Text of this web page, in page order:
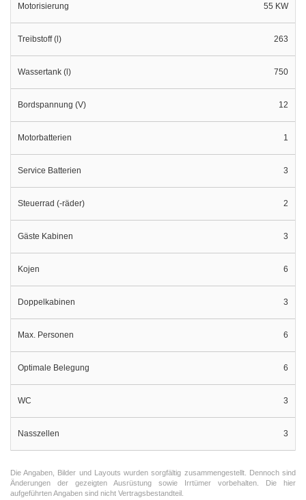
Motorisierung 55 KW
Treibstoff (l) 263
Wassertank (l) 750
Bordspannung (V) 12
Motorbatterien 1
Service Batterien 3
Steuerrad (-räder) 2
Gäste Kabinen 3
Kojen 6
Doppelkabinen 3
Max. Personen 6
Optimale Belegung 6
WC 3
Nasszellen 3
Die Angaben, Bilder und Layouts wurden sorgfältig zusammengestellt. Dennoch sind
Änderungen der gezeigten Ausrüstung sowie Irrtümer vorbehalten. Die hier
aufgeführten Angaben sind nicht Vertragsbestandteil.